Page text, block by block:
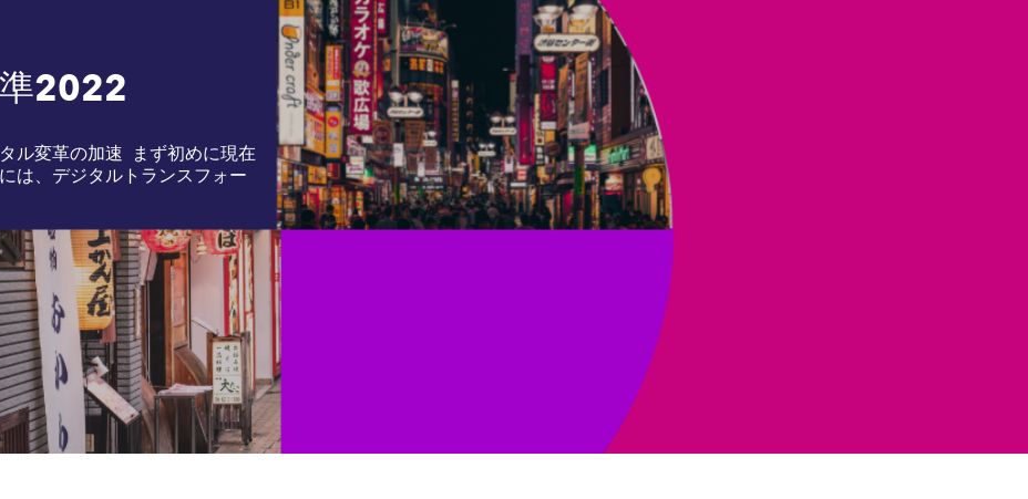
2022
ル変革の加速 まず初めに現在
は、デジタルトランスフォー